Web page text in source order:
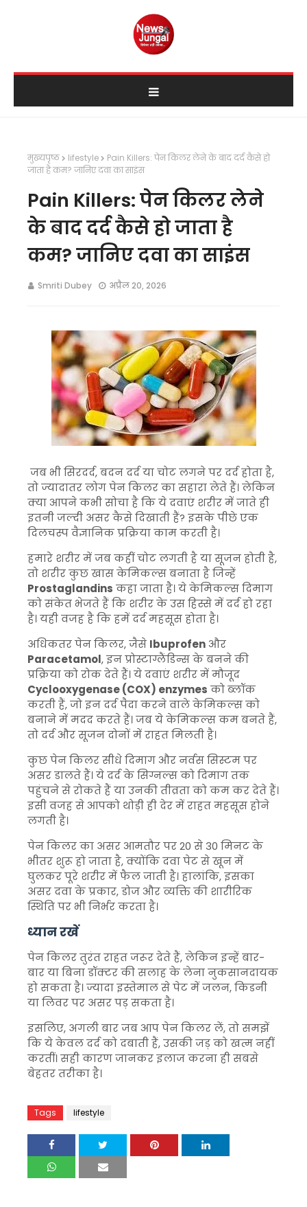
मुख्यपृष्ठ lifestyle
Pain Killers: पेन किलर लेने के बाद दर्द कैसे हो
जाता है कम? जानिए दवा का साइंस
Pain Killers: पेन किलर लेने
के बाद दर्द कैसे हो जाता है
कम? जानिए दवा का साइंस
Smriti Dubey अप्रैल 20, 2026
जब भी सिरदर्द, बदन दर्द या चोट लगने पर दर्द होता है,
तो ज्यादातर लोग पेन किलर का सहारा लेते हैं। लेकिन
क्या आपने कभी सोचा है कि ये दवाएं शरीर में जाते ही
इतनी जल्दी असर कैसे दिखाती हैं? इसके पीछे एक
दिलचस्प वैज्ञानिक प्रक्रिया काम करती है।
हमारे शरीर में जब कहीं चोट लगती है या सूजन होती है,
तो शरीर कुछ खास केमिकल्स बनाता है जिन्हें
Prostaglandins कहा जाता है। ये केमिकल्स दिमाग
को संकेत भेजते हैं कि शरीर के उस हिस्से में दर्द हो रहा
है। यही वजह है कि हमें दर्द महसूस होता है।
अधिकतर पेन किलर, जैसे Ibuprofen और
Paracetamol, इन प्रोस्टाग्लैंडिन्स के बनने की
प्रक्रिया को रोक देते हैं। ये दवाएं शरीर में मौजूद
Cyclooxygenase (COX) enzymes को ब्लॉक
करती हैं, जो इन दर्द पैदा करने वाले केमिकल्स को
बनाने में मदद करते हैं। जब ये केमिकल्स कम बनते हैं,
तो दर्द और सूजन दोनों में राहत मिलती है।
कुछ पेन किलर सीधे दिमाग और नर्वस सिस्टम पर
असर डालते हैं। ये दर्द के सिग्नल्स को दिमाग तक
पहुंचने से रोकते हैं या उनकी तीव्रता को कम कर देते हैं।
इसी वजह से आपको थोड़ी ही देर में राहत महसूस होने
लगती है।
पेन किलर का असर आमतौर पर 20 से 30 मिनट के
भीतर शुरू हो जाता है, क्योंकि दवा पेट से खून में
घुलकर पूरे शरीर में फैल जाती है। हालांकि, इसका
असर दवा के प्रकार, डोज और व्यक्ति की शारीरिक
स्थिति पर भी निर्भर करता है।
ध्यान रखें
पेन किलर तुरंत राहत जरूर देते हैं, लेकिन इन्हें बार-
बार या बिना डॉक्टर की सलाह के लेना नुकसानदायक
हो सकता है। ज्यादा इस्तेमाल से पेट में जलन, किडनी
या लिवर पर असर पड़ सकता है।
इसलिए, अगली बार जब आप पेन किलर लें, तो समझें
कि ये केवल दर्द को दबाती हैं, उसकी जड़ को खत्म नहीं
करतीं। सही कारण जानकर इलाज करना ही सबसे
बेहतर तरीका है।
Tags lifestyle